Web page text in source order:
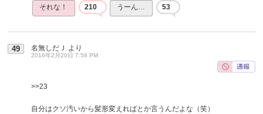
それな！ 210 うーん… 53
49 名無しだＪ より
2016年2月20日 7:58 PM
>>23
自分はクソ汚いから髪形変えればとか言うんだよな（笑）